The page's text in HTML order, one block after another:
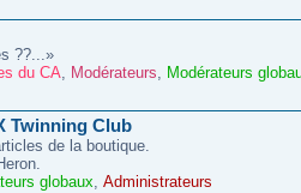
??...»
du CA Modérateurs
Modérateurs
Twinning Club
de la boutique.
globaux, Administrateurs